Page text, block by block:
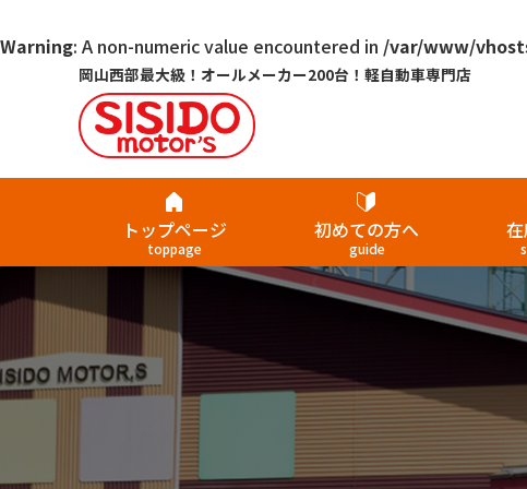
Warning: A non-numeric value encountered in /var/www/
岡山西部最大級！オールメーカー200台！軽自動車専門店
トップページ
toppage
初めての方へ
guide